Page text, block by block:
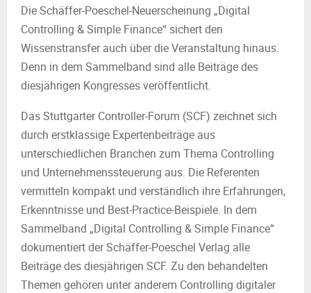
Die Schäffer-Poeschel-Neuerscheinung „Digital
Controlling & Simple Finance“ sichert den
Wissenstransfer auch über die Veranstaltung hinaus.
Denn in dem Sammelband sind alle Beiträge des
diesjährigen Kongresses veröffentlicht.
Das Stuttgarter Controller-Forum (SCF) zeichnet sich
durch erstklassige Expertenbeiträge aus
unterschiedlichen Branchen zum Thema Controlling
und Unternehmenssteuerung aus. Die Referenten
vermitteln kompakt und verständlich ihre Erfahrungen,
Erkenntnisse und Best-Practice-Beispiele. In dem
Sammelband „Digital Controlling & Simple Finance“
dokumentiert der Schäffer-Poeschel Verlag alle
Beiträge des diesjährigen SCF. Zu den behandelten
Themen gehören unter anderem Controlling digitaler